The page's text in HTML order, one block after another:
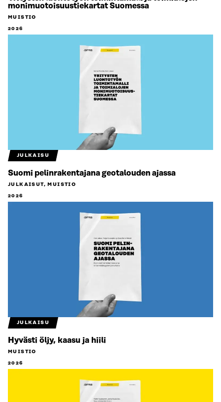
monimuotoisuustiekartat Suomessa
MUISTIO
2026
JULKAISU
Suomi pelinrakentajana geotalouden ajassa
JULKAISUT, MUISTIO
2026
JULKAISU
Hyvästi öljy, kaasu ja hiili
MUISTIO
2026